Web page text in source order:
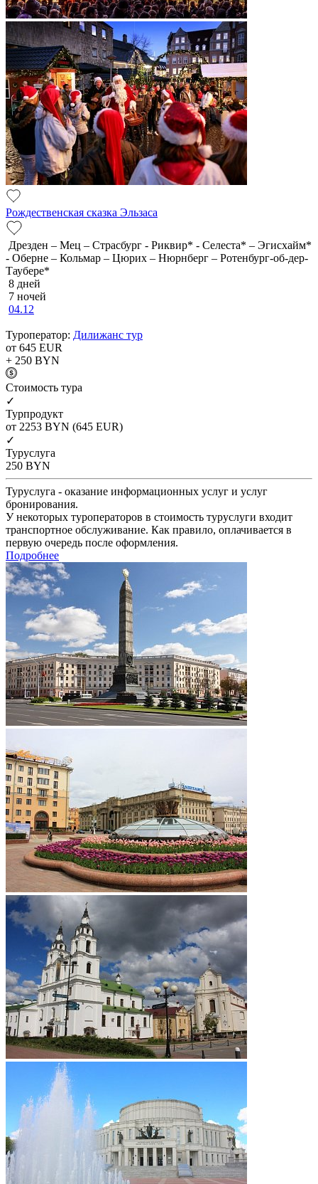
Рождественская сказка Эльзаса
Дрезден – Мец – Страсбург - Риквир* - Селеста* – Эгисхайм*
- Оберне – Кольмар – Цюрих – Нюрнберг – Ротенбург-об-дер-
Таубере*
8 дней
7 ночей
04.12
Туроператор: Дилижанс тур
от 645 EUR
+ 250 BYN
Cтоимость тура
✓
Турпродукт
от 2253 BYN (645 EUR)
✓
Туруслуга
250 BYN
Туруслуга - оказание информационных услуг и услуг
бронирования.
У некоторых туроператоров в стоимость туруслуги входит
транспортное обслуживание. Как правило, оплачивается в
первую очередь после оформления.
Подробнее